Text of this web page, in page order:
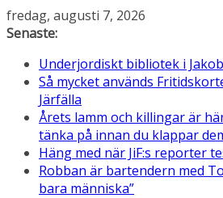
Hoppa
till
fredag, augusti 7, 2026
Senaste:
Underjordiskt bibliotek i
Så mycket används
Järfälla
Årets lamm och killingar är
tänka på innan du klappar
Häng med när JiF:s reporter
Robban är bartendern med
bara människa”